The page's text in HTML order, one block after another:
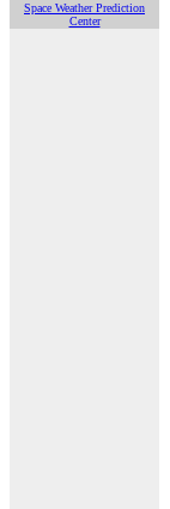
Space Weather Prediction
Center